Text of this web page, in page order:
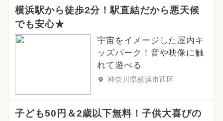
横浜駅から徒歩2分！駅直結だから悪天候
でも安心★
宇宙をイメージした屋内キ
ッズパーク！音や映像に触
れて遊べる
神奈川県横浜市西区
子ども50円＆2歳以下無料！子供大喜びの